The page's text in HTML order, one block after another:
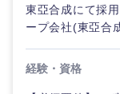
東亞合成にて採
ープ会社(東亞合
経験・資格